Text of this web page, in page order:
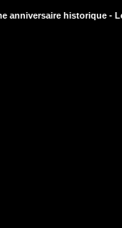
anniversaire historique -